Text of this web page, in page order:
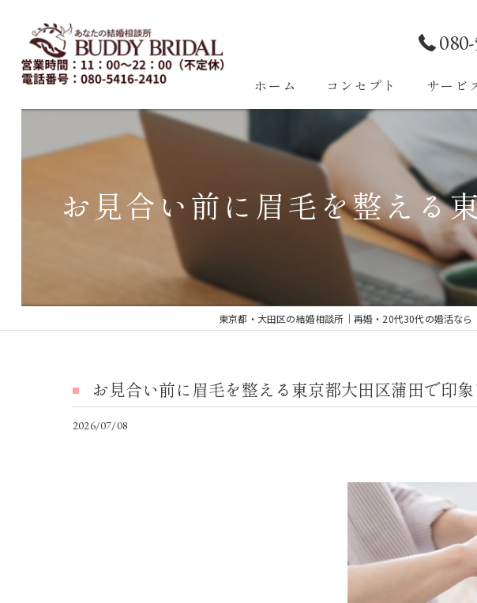
ホーム コンセプト サービ
ご入会・
お見合い前に眉毛を整える
東京都・大田区の結婚相談所｜再婚・20代30代の婚活なら
お見合い前に眉毛を整える東京都大田区蒲田で印
2026/07/08